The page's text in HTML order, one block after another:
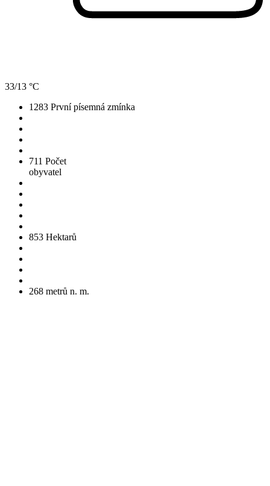
33/13 °C
1283 První písemná zmínka
711 Počet
obyvatel
853 Hektarů
268 metrů n. m.